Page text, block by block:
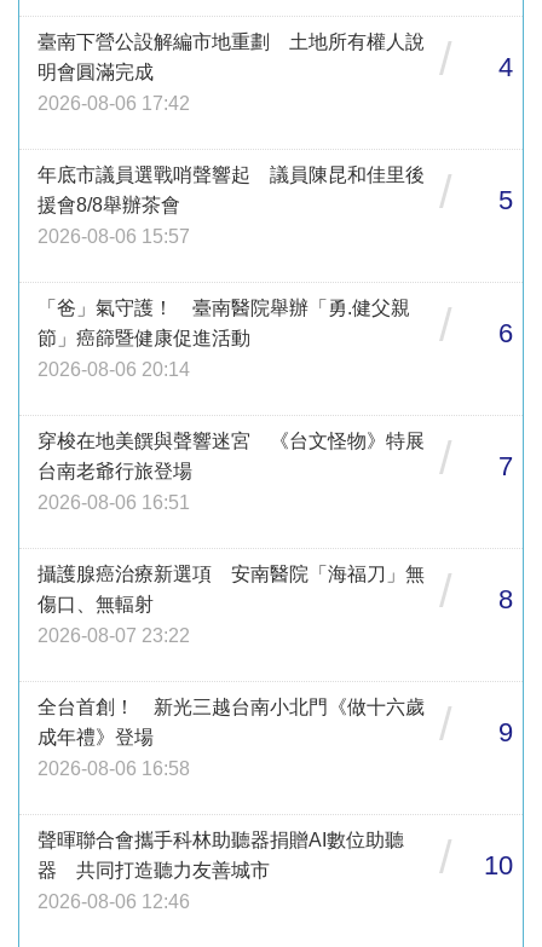
臺南下營公設解編市地重劃 土地所有權人說
明會圓滿完成
2026-08-06 17:42
/ 4
年底市議員選戰哨聲響起 議員陳昆和佳里後
援會8/8舉辦茶會
2026-08-06 15:57
/ 5
「爸」氣守護！ 臺南醫院舉辦「勇.健父親
節」癌篩暨健康促進活動
2026-08-06 20:14
/ 6
穿梭在地美饌與聲響迷宮 《台文怪物》特展
台南老爺行旅登場
2026-08-06 16:51
/ 7
攝護腺癌治療新選項 安南醫院「海福刀」無
傷口、無輻射
2026-08-07 23:22
/ 8
全台首創！ 新光三越台南小北門《做十六歲
成年禮》登場
2026-08-06 16:58
/ 9
聲暉聯合會攜手科林助聽器捐贈AI數位助聽
器 共同打造聽力友善城市
2026-08-06 12:46
/ 10